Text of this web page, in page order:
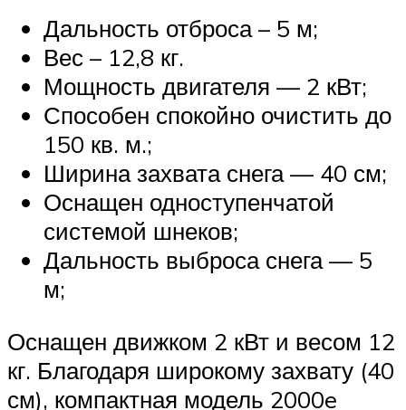
Дальность отброса – 5 м;
Вес – 12,8 кг.
Мощность двигателя — 2 кВт;
Способен спокойно очистить до
150 кв. м.;
Ширина захвата снега — 40 см;
Оснащен одноступенчатой
системой шнеков;
Дальность выброса снега — 5
м;
Оснащен движком 2 кВт и весом 12
кг. Благодаря широкому захвату (40
см), компактная модель 2000e